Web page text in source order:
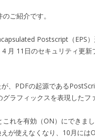
ご紹介です。
Postscript（EPS
月 11日のセキュリティ更
、PDFの起源である
ラフィックスを表現したフ
れを有効（ON）にできま
が使えなくなり、10月には